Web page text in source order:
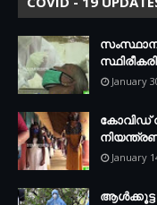
January
കോവിഡ്
January
ആള്‍ക്കൂട്ട